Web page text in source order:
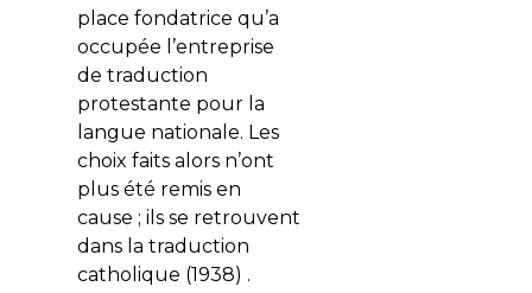
place fondatrice qu’a
occupée l’entreprise
de traduction
protestante pour la
langue nationale. Les
choix faits alors n’ont
plus été remis en
cause ; ils se retrouvent
dans la traduction
catholique (1938) .